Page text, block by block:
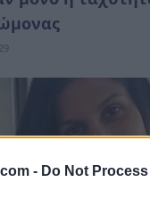
- Do Not